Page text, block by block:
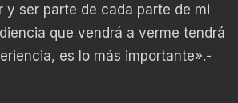
y ser parte de cada parte de mi
que vendrá a verme tendrá
es lo más importante».-